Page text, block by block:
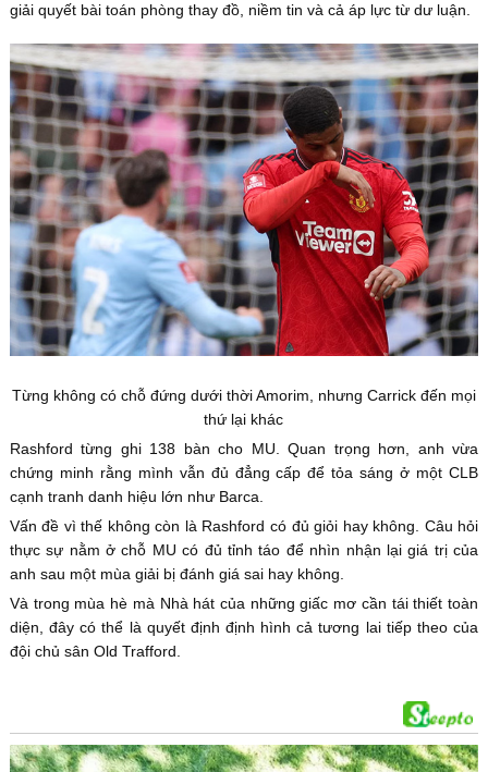
giải quyết bài toán phòng thay đồ, niềm tin và cả áp lực từ dư luận.
Từng không có chỗ đứng dưới thời Amorim, nhưng Carrick đến mọi
thứ lại khác
Rashford từng ghi 138 bàn cho MU. Quan trọng hơn, anh vừa
chứng minh rằng mình vẫn đủ đẳng cấp để tỏa sáng ở một CLB
cạnh tranh danh hiệu lớn như Barca.
Vấn đề vì thế không còn là Rashford có đủ giỏi hay không. Câu hỏi
thực sự nằm ở chỗ MU có đủ tỉnh táo để nhìn nhận lại giá trị của
anh sau một mùa giải bị đánh giá sai hay không.
Và trong mùa hè mà Nhà hát của những giấc mơ cần tái thiết toàn
diện, đây có thể là quyết định định hình cả tương lai tiếp theo của
đội chủ sân Old Trafford.